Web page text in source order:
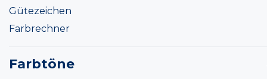
Gütezeichen
Farbrechner
Farbtöne